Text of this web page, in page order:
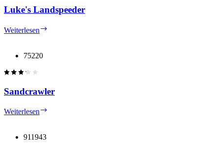
Luke's Landspeeder
Weiterlesen
75220
Sandcrawler
Weiterlesen
911943